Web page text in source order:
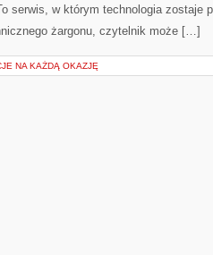
serwis, w którym technologia zostaje
żargonu, czytelnik może […]
NA KAŻDĄ OKAZJĘ